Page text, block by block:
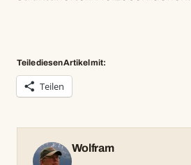
Teile diesen Artikel mit:
Teilen
Wolfram